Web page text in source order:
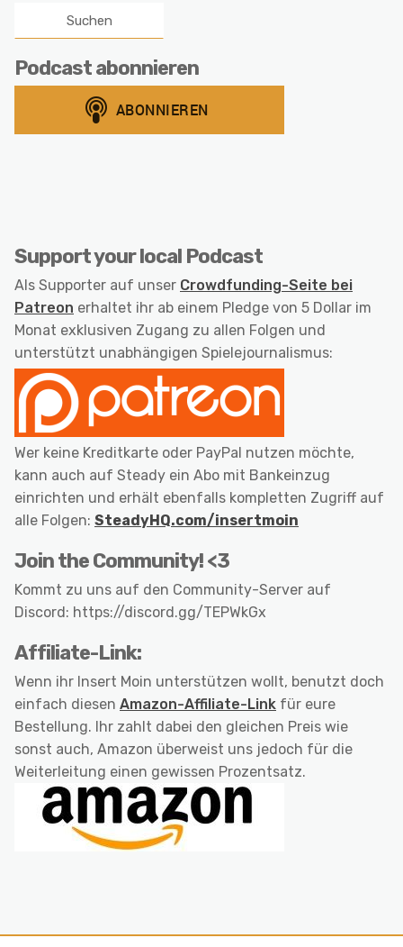
Podcast abonnieren
Support your local Podcast
Als Supporter auf unser Crowdfunding-Seite bei
Patreon erhaltet ihr ab einem Pledge von 5 Dollar im
Monat exklusiven Zugang zu allen Folgen und
unterstützt unabhängigen Spielejournalismus:
Wer keine Kreditkarte oder PayPal nutzen möchte,
kann auch auf Steady ein Abo mit Bankeinzug
einrichten und erhält ebenfalls kompletten Zugriff auf
alle Folgen: SteadyHQ.com/insertmoin
Join the Community! <3
Kommt zu uns auf den Community-Server auf
Discord: https://discord.gg/TEPWkGx
Affiliate-Link:
Wenn ihr Insert Moin unterstützen wollt, benutzt doch
einfach diesen Amazon-Affiliate-Link für eure
Bestellung. Ihr zahlt dabei den gleichen Preis wie
sonst auch, Amazon überweist uns jedoch für die
Weiterleitung einen gewissen Prozentsatz.